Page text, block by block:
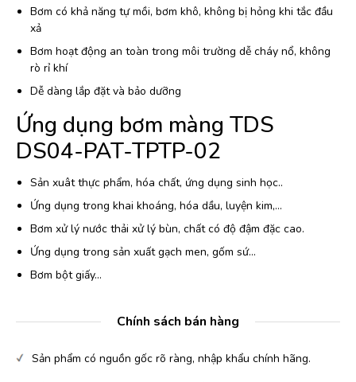
Bơm có khả năng tự mồi, bơm khô, không bị hỏng khi tắc đầu
xả
Bơm hoạt động an toàn trong môi trường dễ cháy nổ, không
rò rỉ khí
Dễ dàng lắp đặt và bảo dưỡng
Ứng dụng bơm màng TDS
DS04-PAT-TPTP-02
Sản xuât thực phẩm, hóa chất, ứng dụng sinh học..
Ứng dụng trong khai khoáng, hóa dầu, luyện kim,…
Bơm xử lý nước thải xử lý bùn, chất có độ đậm đặc cao.
Ứng dụng trong sản xuất gạch men, gốm sứ…
Bơm bột giấy…
Chính sách bán hàng
Sản phẩm có nguồn gốc rõ ràng, nhập khẩu chính hãng.